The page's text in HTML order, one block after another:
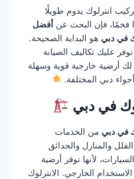
انترلوك يدوم طويلًا
فخمًا، فإن البحث عن أفضل
في دبي هو البداية الصحيحة.
عليك تكاليف الصيانة
لك أرضية خارجية قوية وسهلة
دبي المختلفة.
في دبي
في دبي من الخدمات
والمنازل والحدائق
لأنها توفر أرضية
الخارجي. الانترلوك